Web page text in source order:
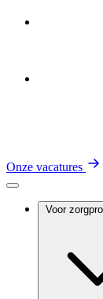
Onze vacatures
Voor